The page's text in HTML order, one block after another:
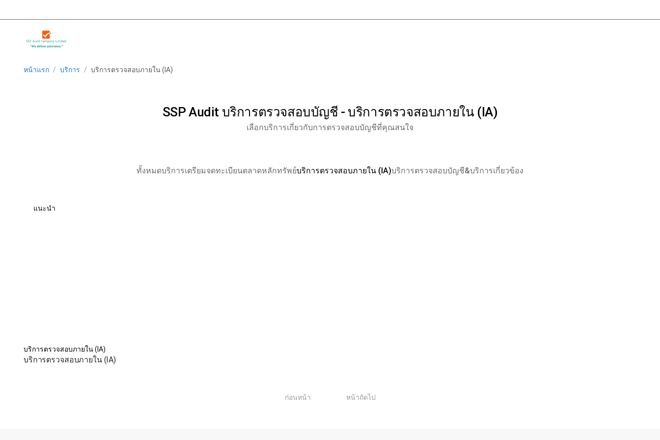
หน้าแรก / บริการ / บริการตรวจสอบภายใน (IA)
SSP Audit บริการตรวจสอบบัญชี - บริการตรวจสอบภายใน (IA)
เลือกบริการเกี่ยวกับการตรวจสอบบัญชีที่คุณสนใจ
ทั้งหมดบริการเตรียมจดทะเบียนตลาดหลักทรัพย์บริการตรวจสอบภายใน (IA)บริการตรวจสอบบัญชี&บริการเกี่ยวข้อง
แนะนำ
บริการตรวจสอบภายใน (IA)
บริการตรวจสอบภายใน (IA)
ก่อนหน้า หน้าถัดไป